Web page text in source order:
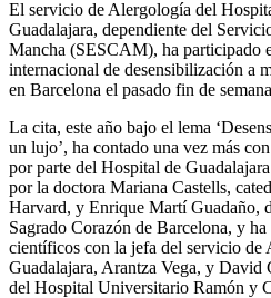
El servicio de Alergología del
Guadalajara, dependiente del
Mancha (SESCAM), ha participado
internacional de desensibilización a
en Barcelona el pasado fin de
La cita, este año bajo el lema
un lujo’, ha contado una vez más
por parte del Hospital de
por la doctora Mariana Castells,
Harvard, y Enrique Martí Guadaño,
Sagrado Corazón de Barcelona, y
científicos con la jefa del servicio
Guadalajara, Arantza Vega, y David
del Hospital Universitario Ramón y